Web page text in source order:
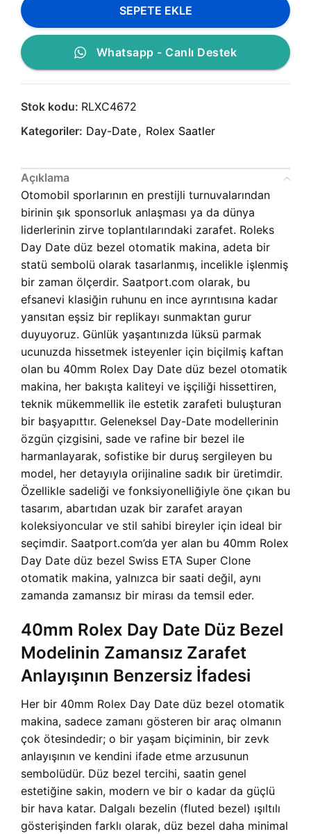
SEPETE EKLE
Whatsapp - Canlı Destek
Stok kodu: RLXC4672
Kategoriler: Day-Date, Rolex Saatler
Açıklama
Otomobil sporlarının en prestijli turnuvalarından
birinin şık sponsorluk anlaşması ya da dünya
liderlerinin zirve toplantılarındaki zarafet. Roleks
Day Date düz bezel otomatik makina, adeta bir
statü sembolü olarak tasarlanmış, incelikle işlenmiş
bir zaman ölçerdir. Saatport.com olarak, bu
efsanevi klasiğin ruhunu en ince ayrıntısına kadar
yansıtan eşsiz bir replikayı sunmaktan gurur
duyuyoruz. Günlük yaşantınızda lüksü parmak
ucunuzda hissetmek isteyenler için biçilmiş kaftan
olan bu 40mm Rolex Day Date düz bezel otomatik
makina, her bakışta kaliteyi ve işçiliği hissettiren,
teknik mükemmellik ile estetik zarafeti buluşturan
bir başyapıttır. Geleneksel Day-Date modellerinin
özgün çizgisini, sade ve rafine bir bezel ile
harmanlayarak, sofistike bir duruş sergileyen bu
model, her detayıyla orijinaline sadık bir üretimdir.
Özellikle sadeliği ve fonksiyonelliğiyle öne çıkan bu
tasarım, abartıdan uzak bir zarafet arayan
koleksiyoncular ve stil sahibi bireyler için ideal bir
seçimdir. Saatport.com’da yer alan bu 40mm Rolex
Day Date düz bezel Swiss ETA Super Clone
otomatik makina, yalnızca bir saati değil, aynı
zamanda zamansız bir mirası da temsil eder.
40mm Rolex Day Date Düz Bezel
Modelinin Zamansız Zarafet
Anlayışının Benzersiz İfadesi
Her bir 40mm Rolex Day Date düz bezel otomatik
makina, sadece zamanı gösteren bir araç olmanın
çok ötesindedir; o bir yaşam biçiminin, bir zevk
anlayışının ve kendini ifade etme arzusunun
sembolüdür. Düz bezel tercihi, saatin genel
estetiğine sakin, modern ve bir o kadar da güçlü
bir hava katar. Dalgalı bezelin (fluted bezel) ışıltılı
gösterişinden farklı olarak, düz bezel daha minimal